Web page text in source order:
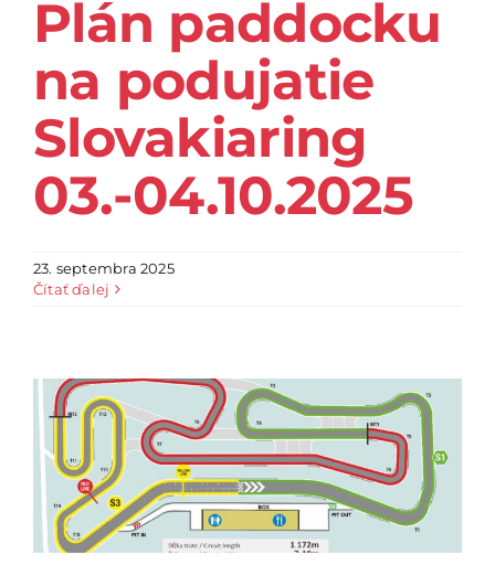
Plán paddocku
na podujatie
Slovakiaring
03.-04.10.2025
23. septembra 2025
Čítať ďalej